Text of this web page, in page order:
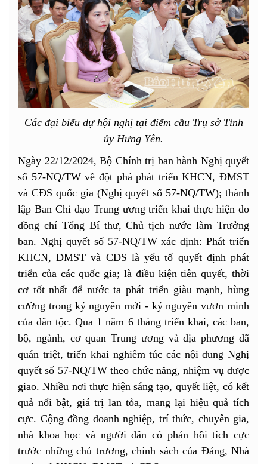
Các đại biểu dự hội nghị tại điểm cầu Trụ sở Tỉnh
ủy Hưng Yên.
Ngày 22/12/2024, Bộ Chính trị ban hành Nghị quyết
số 57-NQ/TW về đột phá phát triển KHCN, ĐMST
và CĐS quốc gia (Nghị quyết số 57-NQ/TW); thành
lập Ban Chỉ đạo Trung ương triển khai thực hiện do
đồng chí Tổng Bí thư, Chủ tịch nước làm Trưởng
ban. Nghị quyết số 57-NQ/TW xác định: Phát triển
KHCN, ĐMST và CĐS là yếu tố quyết định phát
triển của các quốc gia; là điều kiện tiên quyết, thời
cơ tốt nhất để nước ta phát triển giàu mạnh, hùng
cường trong kỷ nguyên mới - kỷ nguyên vươn mình
của dân tộc. Qua 1 năm 6 tháng triển khai, các ban,
bộ, ngành, cơ quan Trung ương và địa phương đã
quán triệt, triển khai nghiêm túc các nội dung Nghị
quyết số 57-NQ/TW theo chức năng, nhiệm vụ được
giao. Nhiều nơi thực hiện sáng tạo, quyết liệt, có kết
quả nổi bật, giá trị lan tỏa, mang lại hiệu quả tích
cực. Cộng đồng doanh nghiệp, trí thức, chuyên gia,
nhà khoa học và người dân có phản hồi tích cực
trước những chủ trương, chính sách của Đảng, Nhà